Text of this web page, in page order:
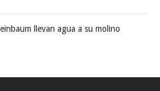
llevan agua a su molino